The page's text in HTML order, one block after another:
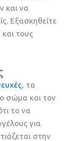
και να
Εξασκηθείτε
τους
, τα
σώμα και τον
το να
για
στην